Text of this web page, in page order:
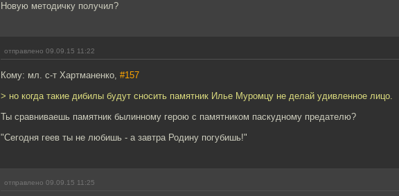
Новую методичку получил?
отправлено 09.09.15 11:22
Кому: мл. с-т Хартманенко, #157
> но когда такие дибилы будут сносить памятник Илье Муромцу не делай удивленное лицо.
Ты сравниваешь памятник былинному герою с памятником паскудному предателю?
"Сегодня геев ты не любишь - а завтра Родину погубишь!"
отправлено 09.09.15 11:25